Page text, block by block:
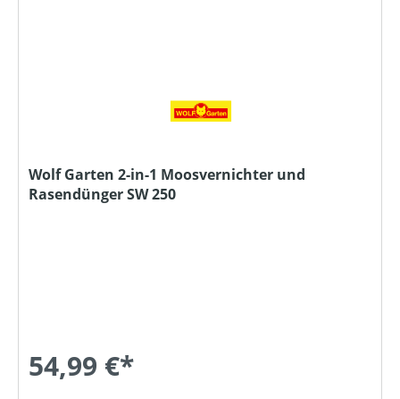
Wolf Garten 2-in-1 Moosvernichter und
Rasendünger SW 250
54,99 €*